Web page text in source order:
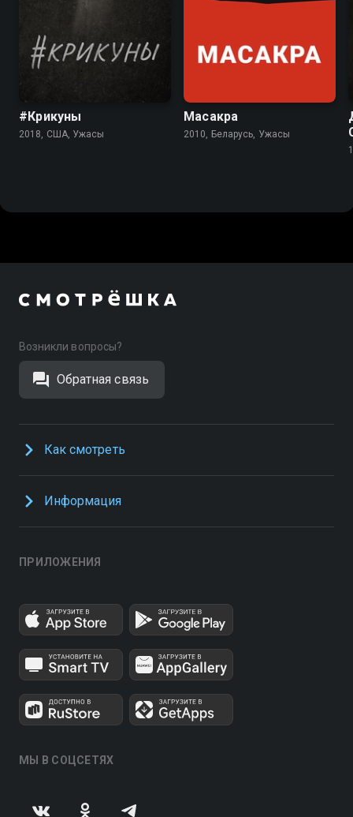
#Крикуны
2018, США, Ужасы
Масакра
2010, Беларусь, Ужасы
Возникли вопросы?
Обратная связь
Как смотреть
Информация
ПРИЛОЖЕНИЯ
МЫ В СОЦСЕТЯХ